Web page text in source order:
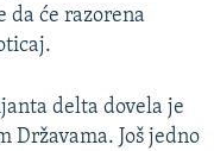
da će razorena
delta dovela je
Državama. Još jedno